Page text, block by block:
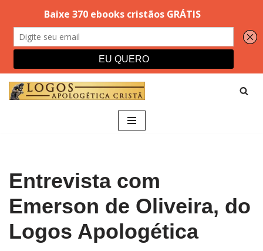
Entrevista com
Emerson de Oliveira, do
Logos Apologética